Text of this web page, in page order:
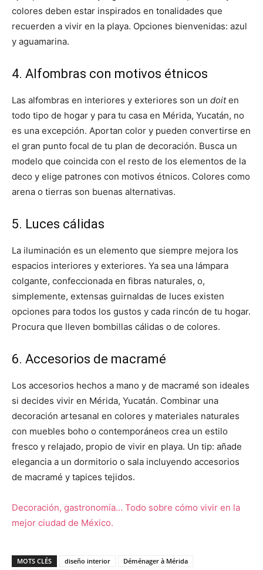
colores deben estar inspirados en tonalidades que
recuerden a vivir en la playa. Opciones bienvenidas: azul
y aguamarina.
4. Alfombras con motivos étnicos
Las alfombras en interiores y exteriores son un doiten
todo tipo de hogar y para tu casa en Mérida, Yucatán, no
es una excepción. Aportan color y pueden convertirse en
el gran punto focal de tu plan de decoración. Busca un
modelo que coincida con el resto de los elementos de la
deco y elige patrones con motivos étnicos. Colores como
arena o tierras son buenas alternativas.
5. Luces cálidas
La iluminación es un elemento que siempre mejora los
espacios interiores y exteriores. Ya sea una lámpara
colgante, confeccionada en fibras naturales, o,
simplemente, extensas guirnaldas de luces existen
opciones para todos los gustos y cada rincón de tu hogar.
Procura que lleven bombillas cálidas o de colores.
6. Accesorios de macramé
Los accesorios hechos a mano y de macramé son ideales
si decides vivir en Mérida, Yucatán. Combinar una
decoración artesanal en colores y materiales naturales
con muebles boho o contemporáneos crea un estilo
fresco y relajado, propio de vivir en playa. Un tip: añade
elegancia a un dormitorio o sala incluyendo accesorios
de macramé y tapices tejidos.
Decoración, gastronomía… Todo sobre cómo vivir en la
mejor ciudad de México.
MOTS CLÉS diseño interior
Déménager à Mérida